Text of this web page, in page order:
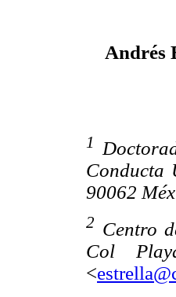
Andrés
1
Conducta
90062
2 Centro
Col
<